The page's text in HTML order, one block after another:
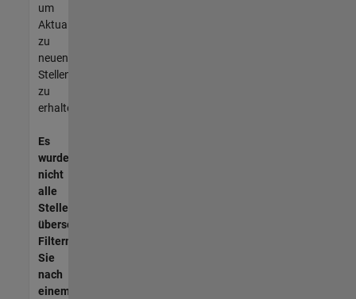
um
Aktualisierungen
zu
neuen
Stellenangeboten
zu
erhalten.
Es
wurden
nicht
alle
Stellen
übersetzt.
Filtern
Sie
nach
einem